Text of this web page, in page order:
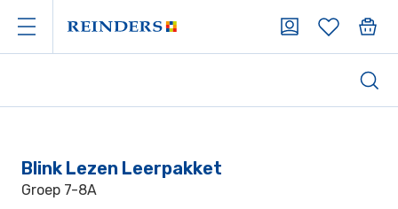
Blink Lezen Leerpakket
Groep 7-8A